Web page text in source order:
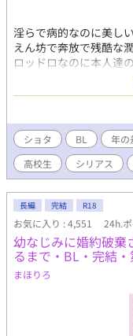
淫らで病的なのに美し
えん坊で奔放で残酷な
ロッドロなのに本人達
あるイメージ(HMさん
ムズして ずっと自分の
年の家に遊びに行っ
BL小説/R１８/不憫/叔
畜/SM/支配/拘束/調教/
愛/淫乱/総受け/年の差
父/義兄弟/従兄弟/美少
息子/ショタ/強姦 セク
複雑性PTSDの子が、
い。苦しいので性依存
親友や恋人たちの愛の
2014/11/6 よりBLove
た楽園』1425お気に入
年1月25日) 2016/1 ム
載再開。休止。 2019/
のをアルファポリス版
め話によって人称が違
ショタ BL 年の
高校生
シリアス
長編 完結 R18
お気に入り : 4,551 24h.
幼なじみに婚約破棄
るまで・BL・完結
まほりろ